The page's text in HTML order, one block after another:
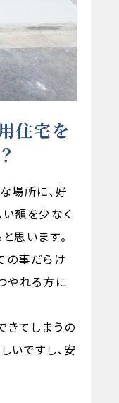
住宅を
場所に、好
額を少なく
思います。
の事だらけ
やれる方に
きてしまうの
いですし、安